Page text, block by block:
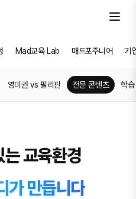
Mad교육 Lab 매드포주니어 기
영미권 vs 필리핀 전문 콘텐츠 학
는 교육환경
가 만듭니다